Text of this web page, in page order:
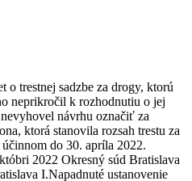
o trestnej sadzbe za drogy, ktorú
neprikročil k rozhodnutiu o jej
návrhu označiť za
ktorá stanovila rozsah trestu za
do 30. apríla 2022.
2022 Okresný súd Bratislava
I.Napadnuté ustanovenie